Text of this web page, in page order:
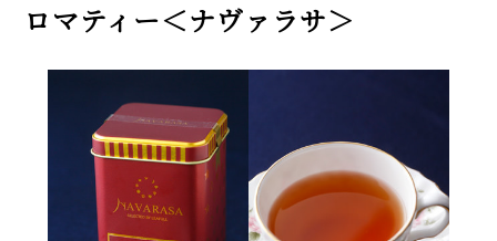
ロマティー＜ナヴァラサ＞